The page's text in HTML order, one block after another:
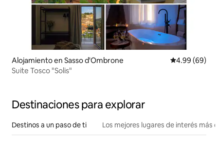
Alojamiento en Sasso d'Ombrone Calificación
4.99 (69)
Suite Tosco "Solis"
Destinaciones para explorar
Destinos a un paso de ti Los mejores lugares de interés más